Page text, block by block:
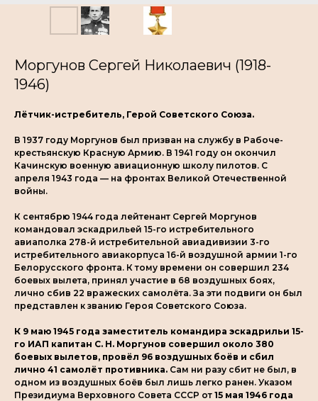
Моргунов Сергей Николаевич (1918-
1946)
Лётчик-истребитель, Герой Советского Союза.
В 1937 году Моргунов был призван на службу в Рабоче-
крестьянскую Красную Армию. В 1941 году он окончил
Качинскую военную авиационную школу пилотов. С
апреля 1943 года — на фронтах Великой Отечественной
войны.
К сентябрю 1944 года лейтенант Сергей Моргунов
командовал эскадрильей 15-го истребительного
авиаполка 278-й истребительной авиадивизии 3-го
истребительного авиакорпуса 16-й воздушной армии 1-го
Белорусского фронта. К тому времени он совершил 234
боевых вылета, принял участие в 68 воздушных боях,
лично сбив 22 вражеских самолёта. За эти подвиги он был
представлен к званию Героя Советского Союза.
К 9 маю 1945 года заместитель командира эскадрильи 15-
го ИАП капитан С. Н. Моргунов совершил около 380
боевых вылетов, провёл 96 воздушных боёв и сбил
лично 41 самолёт противника. Сам ни разу сбит не был, в
одном из воздушных боёв был лишь легко ранен. Указом
Президиума Верховного Совета СССР от 15 мая 1946 года